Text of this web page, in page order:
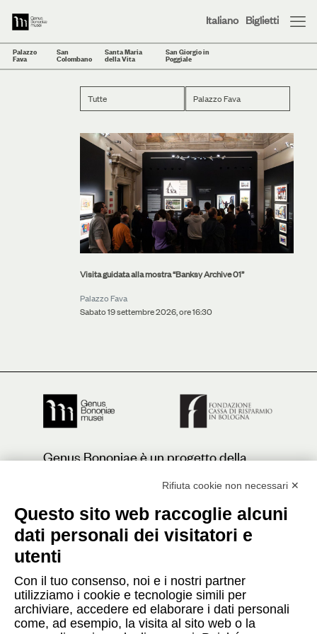
Palazzo
Fava
San
Colombano
Santa Maria
della Vita
San Giorgio in
Poggiale
Italiano Biglietti
Tutte Palazzo Fava
Visita guidata alla mostra “Banksy Archive 01”
Palazzo Fava
Sabato 19 settembre 2026, ore 16:30
Genus Bononiae è un progetto della
Press
Caffè
Rifiuta cookie non necessari ✕
Questo sito web raccoglie alcuni
dati personali dei visitatori e
utenti
Con il tuo consenso, noi e i nostri partner
utilizziamo i cookie e tecnologie simili per
archiviare, accedere ed elaborare i dati personali
come, ad esempio, la visita al sito web o la